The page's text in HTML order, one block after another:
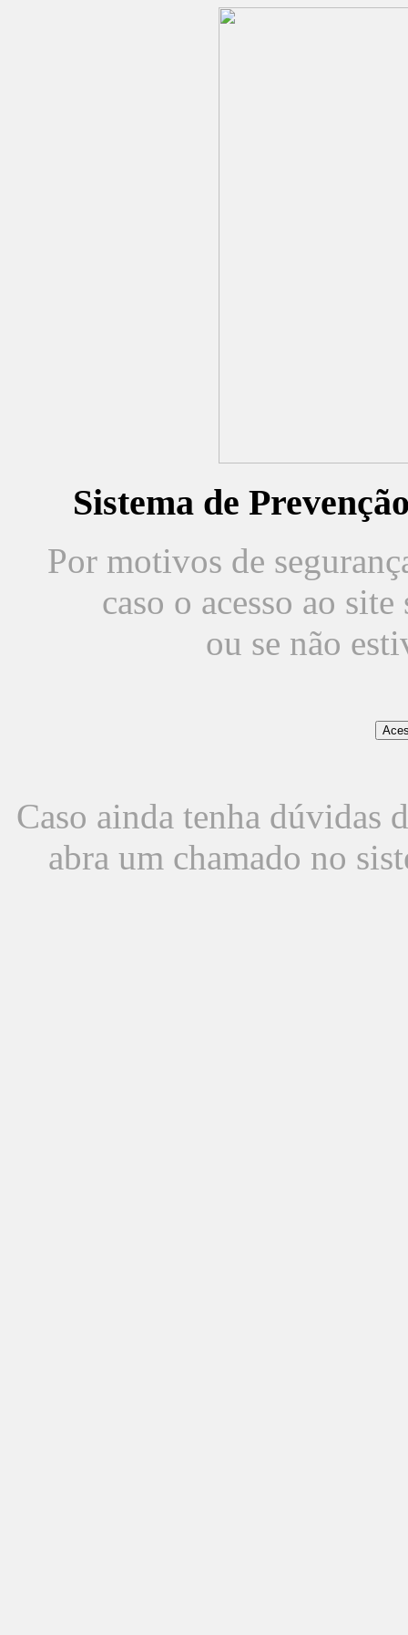
Sistema de
Por motivos de
caso o acesso ao
ou se não
Caso ainda tenha dúvidas
abra um chamado no